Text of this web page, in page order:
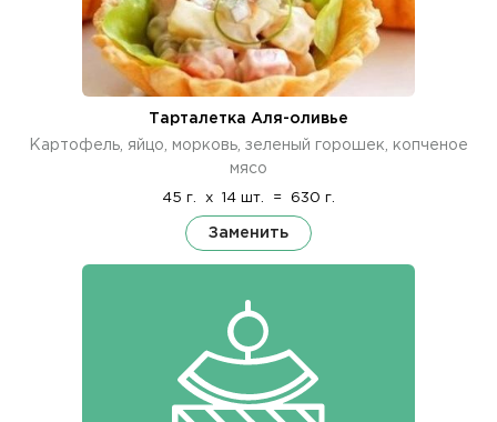
Тарталетка Аля-оливье
Картофель, яйцо, морковь, зеленый горошек, копченое
мясо
45 г. x 14 шт. = 630 г.
Заменить